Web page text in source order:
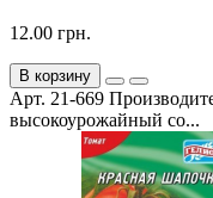
12.00 грн.
В корзину
Арт. 21-669
высокоурожайный со...